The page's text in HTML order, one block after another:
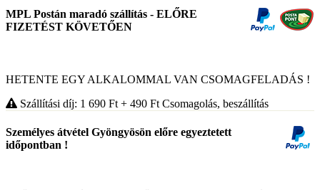
MPL Postán maradó szállítás - ELŐRE
FIZETÉST KÖVETŐEN
HETENTE EGY ALKALOMMAL VAN CSOMAGFELADÁS !
Szállítási díj: 1 690 Ft + 490 Ft Csomagolás, beszállítás
Személyes átvétel Gyöngyösön előre egyeztetett
időpontban !